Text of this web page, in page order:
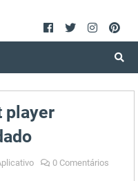
player
0 Comentários